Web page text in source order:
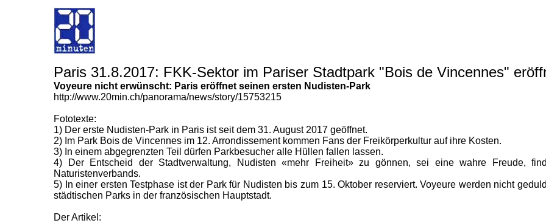
Paris 31.8.2017: FKK-Sektor im Pariser Stadtpark "Bois de Vincennes"
Voyeure nicht erwünscht: Paris eröffnet seinen ersten Nudisten-Park
http://www.20min.ch/panorama/news/story/15753215
Fototexte:
1) Der erste Nudisten-Park in Paris ist seit dem 31. August 2017 geöffnet.
2) Im Park Bois de Vincennes im 12. Arrondissement kommen Fans der Freikörperkultur auf ihre Kosten.
3) In einem abgegrenzten Teil dürfen Parkbesucher alle Hüllen fallen lassen.
4)
Der Entscheid der Stadtverwaltung, Nudisten «mehr Freiheit» zu gönnen, sei eine wahre Freude,
Naturistenverbands.
5) In einer ersten Testphase ist der Park für Nudisten bis zum 15. Oktober reserviert. Voyeure werden nicht
städtischen Parks in der französischen Hauptstadt.
Der Artikel: